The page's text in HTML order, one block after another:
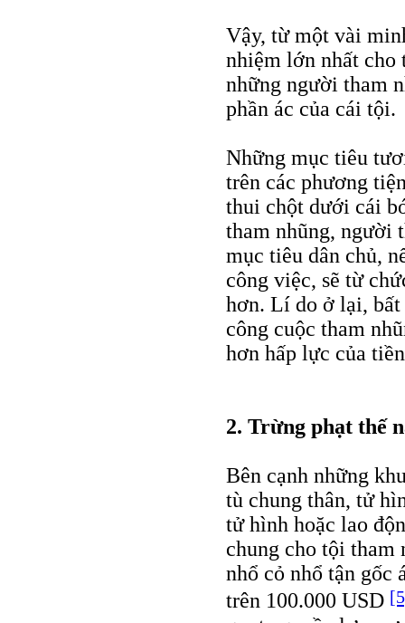
Vậy, từ một vài
nhiệm lớn nhất
những người tham
phần ác của cái tội.
Những mục tiêu
trên các phương
thui chột dưới cái
tham nhũng, người
mục tiêu dân chủ,
công việc, sẽ từ
hơn. Lí do ở lại, bất
công cuộc tham
hơn hấp lực của
2. Trừng phạt thế
Bên cạnh những
tù chung thân, tử
tử hình hoặc lao
chung cho tội tham
nhổ cỏ nhổ tận gốc
trên 100.000 USD